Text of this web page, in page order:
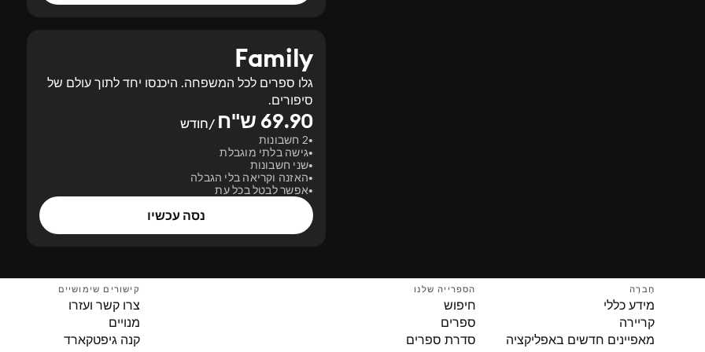
Family
גלו ספרים לכל המשפחה. היכנסו יחד לתוך עולם של
סיפורים.
69.90 ש"ח /חודש
2 חשבונות
גישה בלתי מוגבלת
שני חשבונות
האזנה וקריאה בלי הגבלה
אפשר לבטל בכל עת
נסה עכשיו
חֶברָה
מידע כללי
קריירה
מאפיינים חדשים באפליקציה
הספרייה שלנו
חיפוש
ספרים
סדרת ספרים
קישורים שימושיים
צרו קשר ועזרו
מנויים
קנה גיפטקארד